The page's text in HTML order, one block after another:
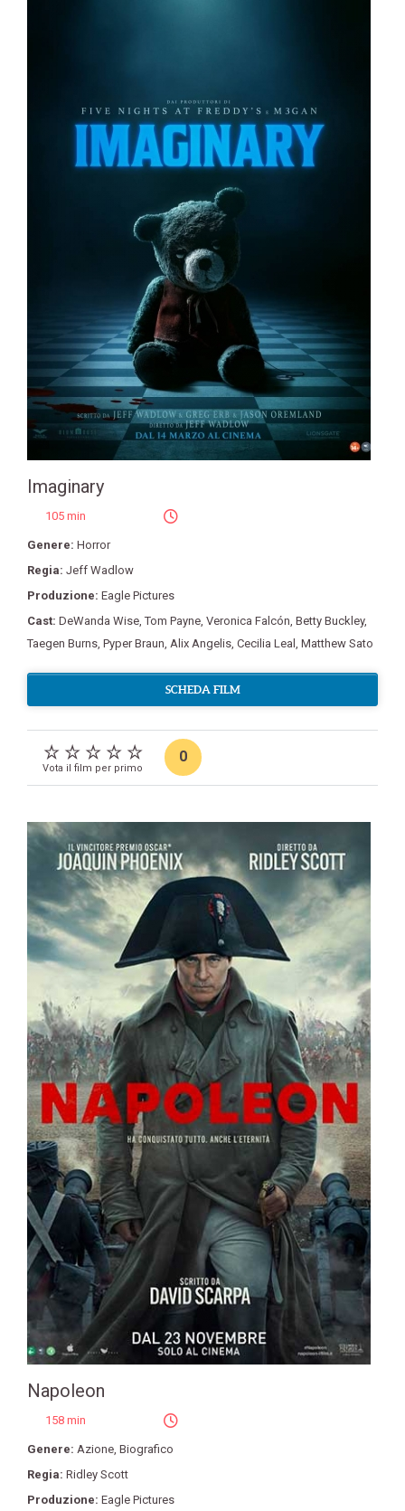
Imaginary
105 min
Genere: Horror
Regia: Jeff Wadlow
Produzione: Eagle Pictures
Cast: DeWanda Wise ,Tom Payne Veronica Falcón Betty Buckley,
Taegen Burns Pyper Braun Alix Angelis Cecilia Leal Matthew Sato
SCHEDA FILM
Vota il film per primo
0
Napoleon
158 min
Genere: Azione, Biografico
Regia: Ridley Scott
Produzione: Eagle Pictures